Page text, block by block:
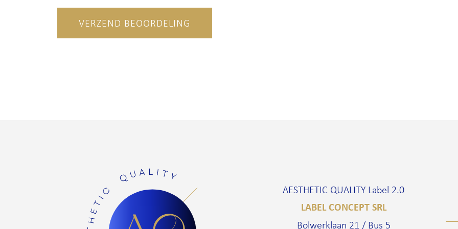
VERZEND BEOORDELING
AESTHETIC QUALITY Label 2.0
LABEL CONCEPT SRL
Bolwerklaan 21 / Bus 5